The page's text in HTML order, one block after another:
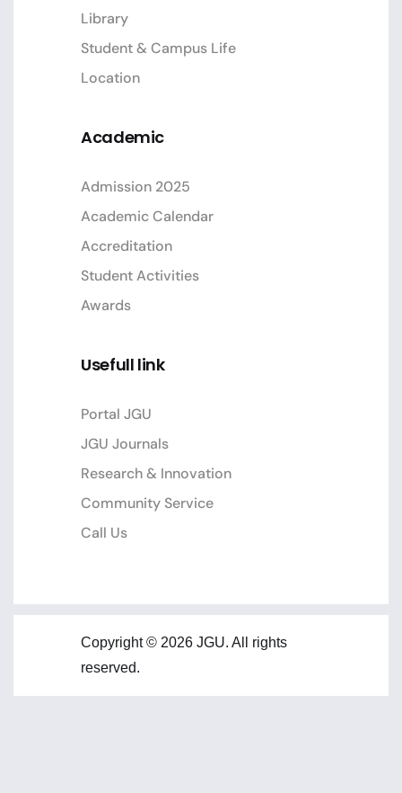
Library
Student & Campus Life
Location
Academic
Admission 2025
Academic Calendar
Accreditation
Student Activities
Awards
Usefull link
Portal JGU
JGU Journals
Research & Innovation
Community Service
Call Us
Copyright © 2026 JGU. All rights
reserved.